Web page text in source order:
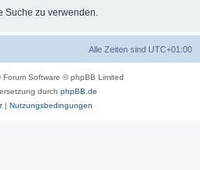
Suche zu verwenden.
Alle Zeiten sind UTC+01:00
Forum Software © phpBB Limited
durch phpBB.de
| Nutzungsbedingungen